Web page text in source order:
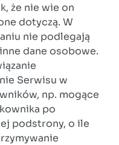
że nie wie on
dotyczą. W
nie podlegają
dane osobowe.
Serwisu w
np. mogące
po
podstrony, o ile